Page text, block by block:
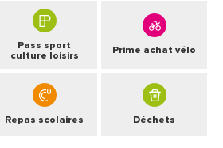
Pass sport
culture loisirs
Prime achat vélo
Repas scolaires Déchets